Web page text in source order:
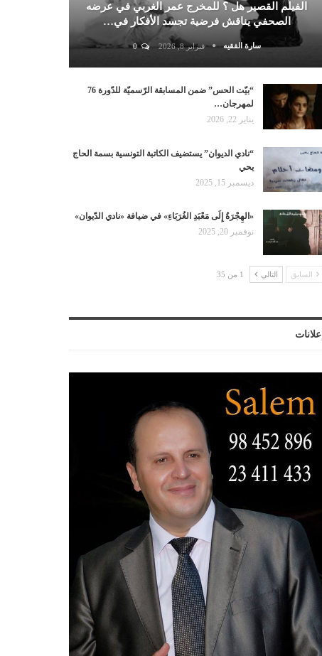
الفيلم القصير هل ؟ للمخرج عمر الغربي في عرضه
الصحفي يناقش فرضية تجسد الأفكار في…
سارة الفقيه فبراير 8, 2026 0
“بيّت الحس” ضمن المسابقة الرّسميّة للدّورة 76
لمهرجان…
يناير 22, 2026
“نادي الديوان” يستضيف الكاتبة التونسية بسمة الحاج
يحي
ديسمبر 15, 2025
«الهِجْرَةُ إِلَى مَعْبَدِ الغُرَبَاءِ» في ضيافة «نادي الدّيوان»
نوفمبر 20, 2025
السابق التالي 1 من 35
إعلانات